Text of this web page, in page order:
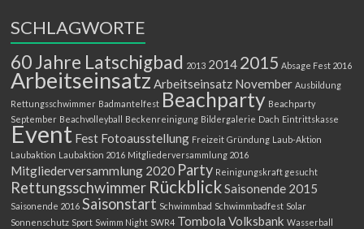
SCHLAGWORTE
60 Jahre Latschigbad 2013 2014 2015 Absage Fest 2016
ArbeitseinsatzArbeitseinsatz November Ausbildung
Rettungsschwimmer Badmantelfest Beachparty Beachparty
September Beachvolleyball Beckenreinigung Bildergalerie Dach Eintrittskasse
Event Fest Fotoausstellung Freizeit Gründung Laub-Aktion
Laubaktion Laubaktion 2016 Mitgliederversammlung 2016
Mitgliederversammlung 2020 Party Reinigungskraft gesucht
Rettungsschwimmer RückblickSaisonende 2015
Saisonende 2016 Saisonstart Schwimmbad Schwimmbadfest Solar
Sonnenschutz Sport Swimm Night SWR4 Tombola Volksbank Wasserball